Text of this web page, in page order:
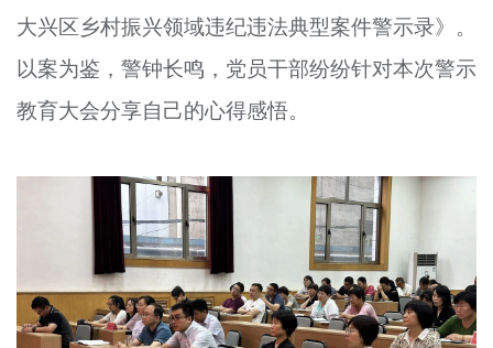
大兴区乡村振兴领域违纪违法典型案件警示录》。
以案为鉴，警钟长鸣，党员干部纷纷针对本次警示
教育大会分享自己的心得感悟。